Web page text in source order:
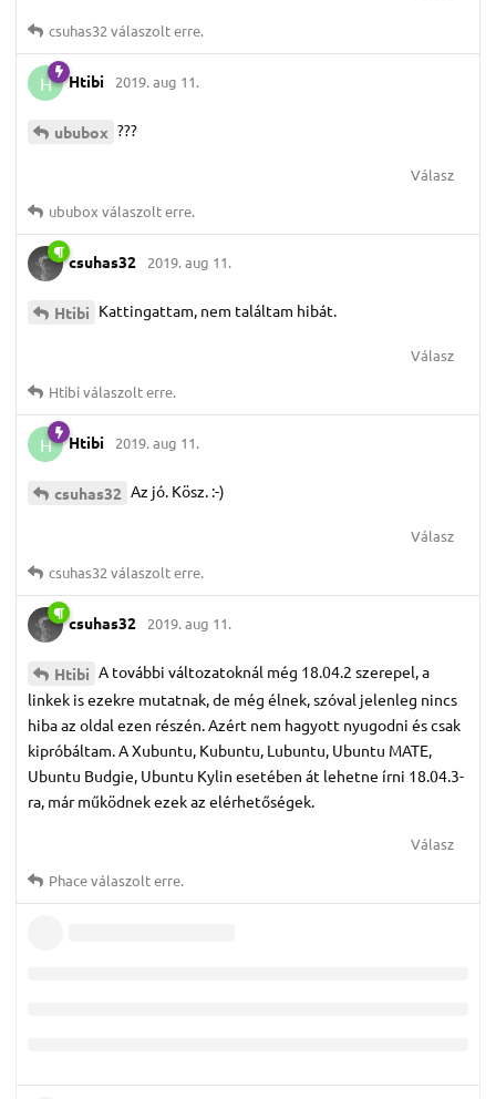
csuhas32 válaszolt erre.
H Htibi 2019. aug 11.
ububox ???
Válasz
ububox válaszolt erre.
csuhas32 2019. aug 11.
Htibi Kattingattam, nem találtam hibát.
Válasz
Htibiválaszolt erre.
H Htibi 2019. aug 11.
csuhas32 Az jó. Kösz. :-)
Válasz
csuhas32 válaszolt erre.
csuhas32 2019. aug 11.
Htibi A további változatoknál még 18.04.2 szerepel, a
linkek is ezekre mutatnak, de még élnek, szóval jelenleg nincs
hiba az oldal ezen részén. Azért nem hagyott nyugodni és csak
kipróbáltam. A Xubuntu, Kubuntu, Lubuntu, Ubuntu MATE,
Ubuntu Budgie, Ubuntu Kylin esetében át lehetne írni 18.04.3-
ra, már működnek ezek az elérhetőségek.
Válasz
Phaceválaszolt erre.